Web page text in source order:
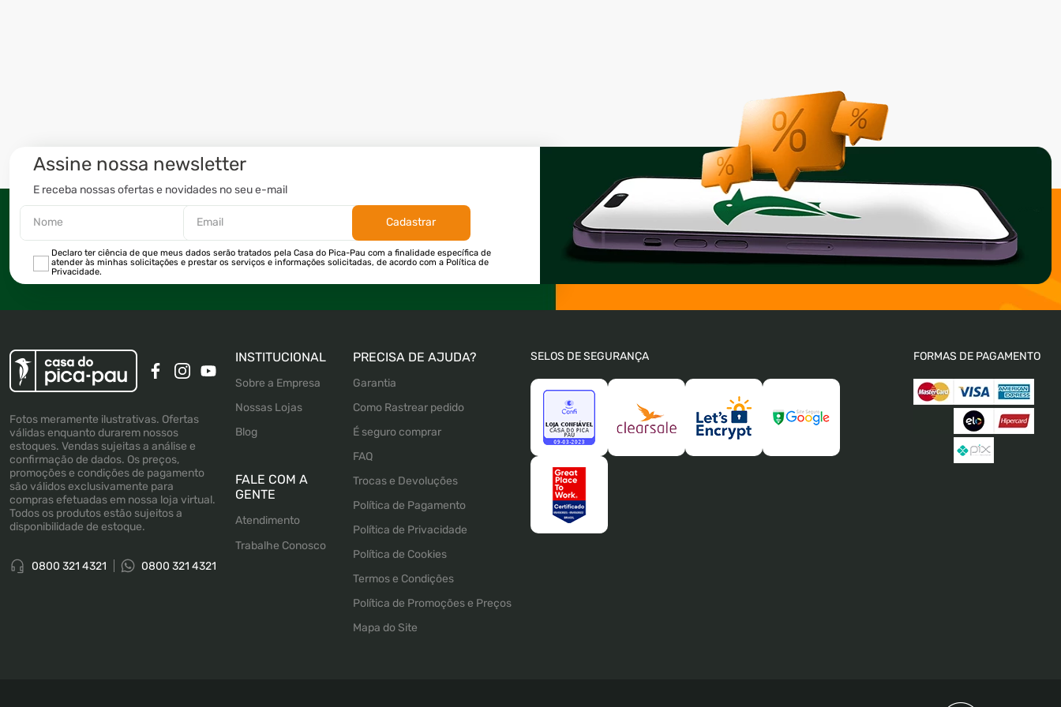
Assine nossa newsletter
E receba nossas ofertas e novidades no seu e-mail
Cadastrar
Declaro ter ciência de que meus dados serão tratados pela Casa do Pica-Pau com a finalidade específica de
atender às minhas solicitações e prestar os serviços e informações solicitadas, de acordo com a Política de
Privacidade.
Fotos meramente ilustrativas. Ofertas
válidas enquanto durarem nossos
estoques. Vendas sujeitas a análise e
confirmação de dados. Os preços,
promoções e condições de pagamento
são válidos exclusivamente para
compras efetuadas em nossa loja virtual.
Todos os produtos estão sujeitos a
disponibilidade de estoque.
0800 321 4321 0800 321 4321
INSTITUCIONAL
Sobre a Empresa
Nossas Lojas
Blog
FALE COM A
GENTE
Trabalhe Conosco
Atendimento
PRECISA DE AJUDA?
Garantia
Como Rastrear pedido
É seguro comprar
FAQ
Trocas e Devoluções
Política de Pagamento
Política de Privacidade
Política de Cookies
Termos e Condições
Política de Promoções e Preços
Mapa do Site
SELOS DE SEGURANÇA FORMAS DE PAGAMENTO